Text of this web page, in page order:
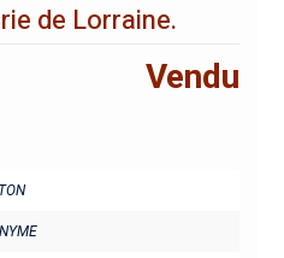
de Lorraine.
Vendu